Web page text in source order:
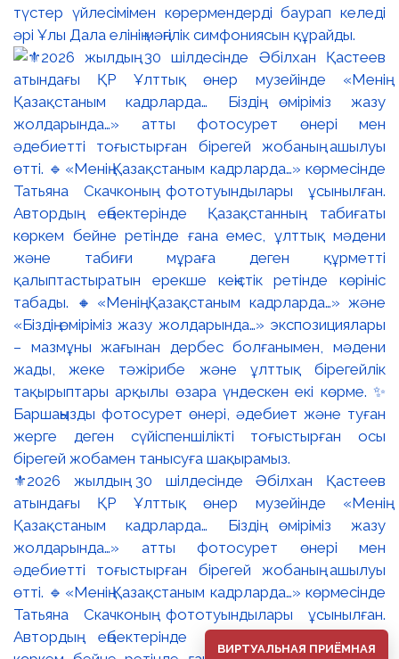
түстер үйлесімімен көрермендерді баурап келеді
әрі Ұлы Дала елінің мәңгілік симфониясын құрайды.
⚜️2026 жылдың 30 шілдесінде Әбілхан Қастеев
атындағы ҚР Ұлттық өнер музейінде «Менің
Қазақстаным кадрларда… Біздің өміріміз жазу
жолдарында…» атты фотосурет өнері мен
әдебиетті тоғыстырған бірегей жобаның ашылуы
өтті. 🔹«Менің Қазақстаным кадрларда…» көрмесінде
Татьяна Скачконың фототуындылары ұсынылған.
Автордың еңбектерінде Қазақстанның табиғаты
ВИРТУАЛЬНАЯ ПРИЁМНАЯ